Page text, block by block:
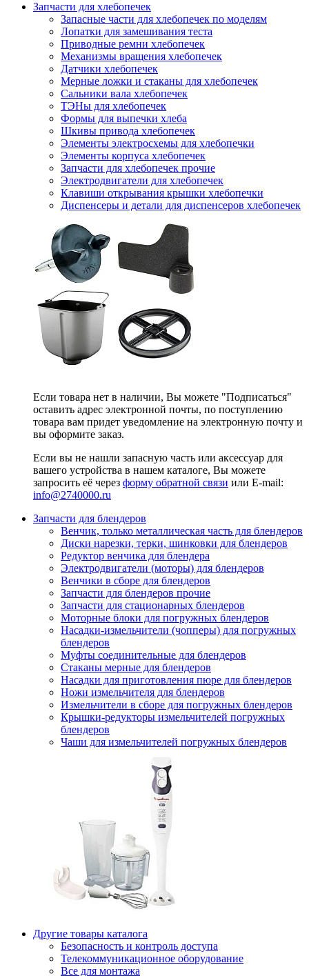
Запчасти для хлебопечек
Запасные части для хлебопечек по моделям
Лопатки для замешивания теста
Приводные ремни хлебопечек
Механизмы вращения хлебопечек
Датчики хлебопечек
Мерные ложки и стаканы для хлебопечек
Сальники вала хлебопечек
ТЭНы для хлебопечек
Формы для выпечки хлеба
Шкивы привода хлебопечек
Элементы электросхемы для хлебопечки
Элементы корпуса хлебопечек
Запчасти для хлебопечек прочие
Электродвигатели для хлебопечек
Клавиши открывания крышки хлебопечки
Диспенсеры и детали для диспенсеров хлебопечек
Если товара нет в наличии, Вы можете "Подписаться"
оставить адрес электронной почты, по поступлению
товара вам придет уведомление на электронную почту и
вы оформите заказ.
Если вы не нашли запасную часть или аксессуар для
вашего устройства в нашем каталоге, Вы можете
запросить её через форму обратной связи или E-mail:
info@2740000.ru
Запчасти для блендеров
Венчик, только металлическая часть для блендеров
Диски нарезки, терки, шинковки для блендеров
Редуктор венчика для блендера
Электродвигатели (моторы) для блендеров
Венчики в сборе для блендеров
Запчасти для блендеров прочие
Запчасти для стационарных блендеров
Моторные блоки для погружных блендеров
Насадки-измельчители (чопперы) для погружных
блендеров
Муфты соединительные для блендеров
Стаканы мерные для блендеров
Насадки для приготовления пюре для блендеров
Ножи измельчителя для блендеров
Измельчители в сборе для погружных блендеров
Крышки-редукторы измельчителей погружных
блендеров
Чаши для измельчителей погружных блендеров
Другие товары каталога
Безопасность и контроль доступа
Телекоммуникационное оборудование
Все для монтажа